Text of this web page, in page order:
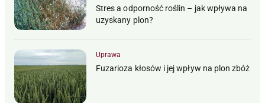
Stres a odporność roślin – jak wpływa na
uzyskany plon?
Uprawa
Fuzarioza kłosów i jej wpływ na plon zbóż